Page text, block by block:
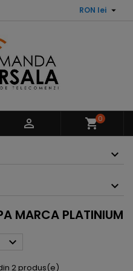
RON lei 
 shopping_cart0
MARCA PLATINIUM

2 produs(e)